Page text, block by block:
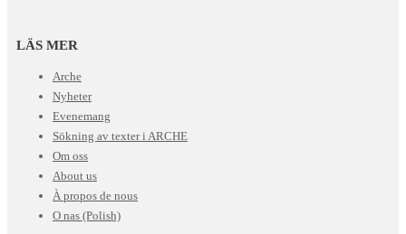
LÄS MER
Arche
Nyheter
Evenemang
Sökning av texter i ARCHE
Om oss
About us
À propos de nous
O nas (Polish)